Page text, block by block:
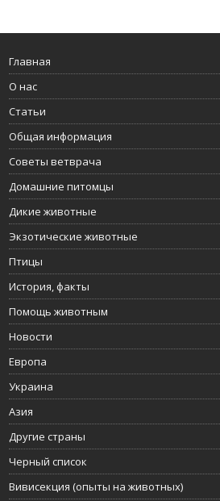
Главная
О нас
Статьи
Общая информация
Советы ветврача
Домашние питомцы
Дикие животные
Экзотические животные
Птицы
История, факты
Помощь животным
Новости
Европа
Украина
Азия
Другие страны
Черный список
Вивисекция (опыты на животных)